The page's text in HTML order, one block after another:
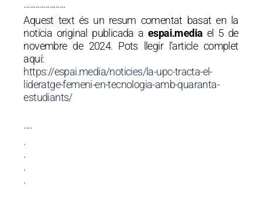
·····················
Aquest text és un resum comentat basat en la
notícia original publicada a espai.media el 5 de
novembre de 2024. Pots llegir l’article complet
aquí:
https://espai.media/noticies/la-upc-tracta-el-
lideratge-femeni-en-tecnologia-amb-quaranta-
estudiants/
····
.
.
.
.